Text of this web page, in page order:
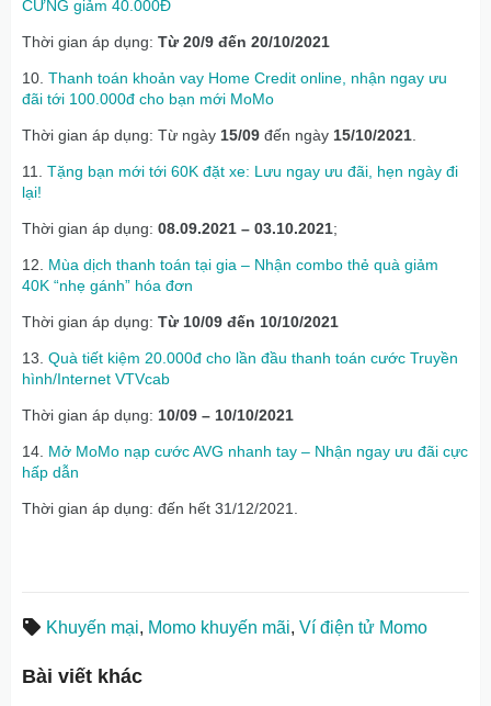
CƯNG giảm 40.000Đ
Thời gian áp dụng: Từ 20/9 đến 20/10/2021
10. Thanh toán khoản vay Home Credit online, nhận ngay ưu
đãi tới 100.000đ cho bạn mới MoMo
Thời gian áp dụng: Từ ngày 15/09 đến ngày 15/10/2021.
11. Tặng bạn mới tới 60K đặt xe: Lưu ngay ưu đãi, hẹn ngày đi
lại!
Thời gian áp dụng: 08.09.2021 – 03.10.2021;
12. Mùa dịch thanh toán tại gia – Nhận combo thẻ quà giảm
40K “nhẹ gánh” hóa đơn
Thời gian áp dụng: Từ 10/09 đến 10/10/2021
13. Quà tiết kiệm 20.000đ cho lần đầu thanh toán cước Truyền
hình/Internet VTVcab
Thời gian áp dụng: 10/09 – 10/10/2021
14. Mở MoMo nạp cước AVG nhanh tay – Nhận ngay ưu đãi cực
hấp dẫn
Thời gian áp dụng: đến hết 31/12/2021.
Khuyến mại, Momo khuyến mãi,Ví điện tử Momo
Bài viết khác